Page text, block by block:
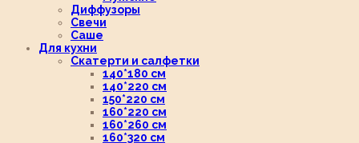
Диффузоры
Свечи
Саше
Для кухни
Скатерти и салфетки
140*180 см
140*220 см
150*220 см
160*220 см
160*260 см
160*320 см